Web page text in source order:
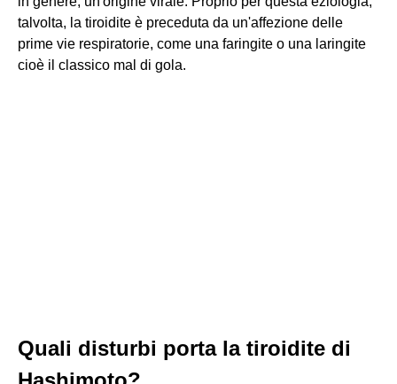
talvolta, la tiroidite è preceduta da un'affezione delle
prime vie respiratorie, come una faringite o una laringite
cioè il classico mal di gola.
Quali disturbi porta la tiroidite di